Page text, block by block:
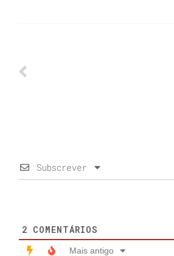
Subscrever
2 COMENTÁRIOS
Mais antigo